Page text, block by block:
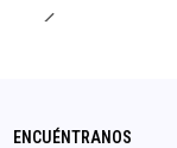
ENCUÉNTRANOS